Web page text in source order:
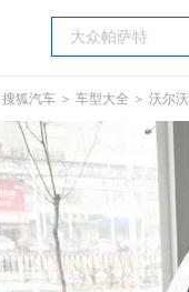
搜狐汽车 ＞ 车型大全 ＞ 沃尔沃